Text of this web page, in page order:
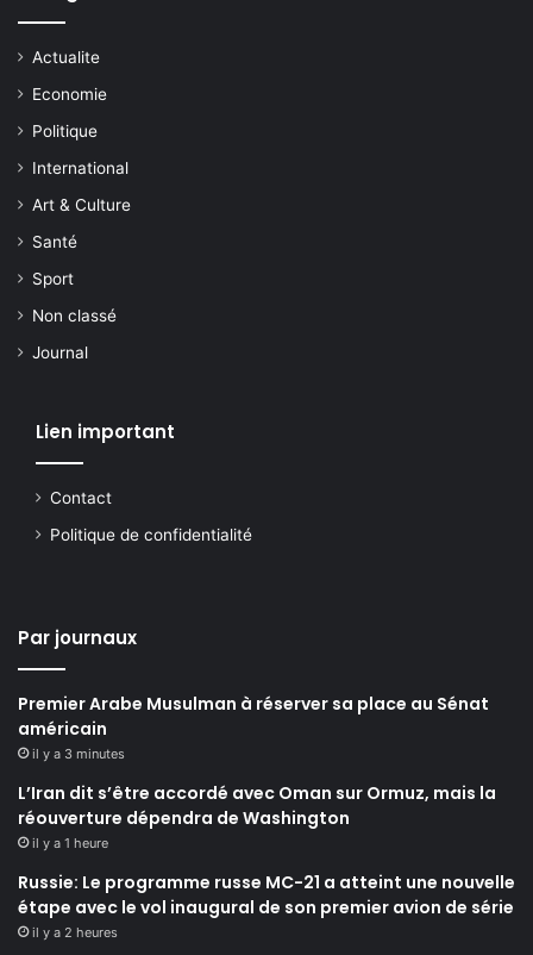
Actualite
Economie
Politique
International
Art & Culture
Santé
Sport
Non classé
Journal
Lien important
Contact
Politique de confidentialité
Par journaux
Premier Arabe Musulman à réserver sa place au Sénat
américain
il y a 3 minutes
L’Iran dit s’être accordé avec Oman sur Ormuz, mais la
réouverture dépendra de Washington
il y a 1 heure
Russie: Le programme russe MC-21 a atteint une nouvelle
étape avec le vol inaugural de son premier avion de série
il y a 2 heures